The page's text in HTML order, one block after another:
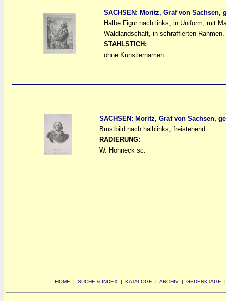
SACHSEN: Moritz, Graf von Sachsen,
Halbe Figur nach links, in Uniform, mit
Waldlandschaft, in schraffierten Rahmen.
STAHLSTICH:
ohne Künstlernamen
SACHSEN: Moritz, Graf von Sachsen,
Brustbild nach halblinks, freistehend.
RADIERUNG:
W. Hohneck sc.
HOME | SUCHE & INDEX | KATALOGE | ARCHIV | GEDENKTAGE